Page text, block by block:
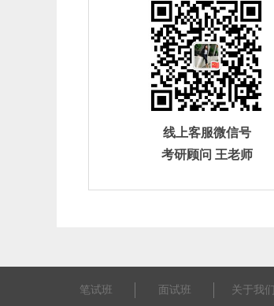
线上客服微信号
考研顾问 王老师
笔试班 面试班 关于我们